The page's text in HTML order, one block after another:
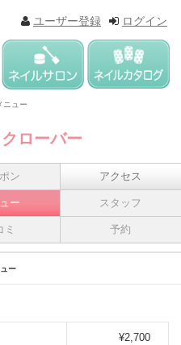
ログイン
ユーザー登録
ニュー
ローバー
ン アクセス
ー スタッフ
ミ 予約
ー
¥2,700